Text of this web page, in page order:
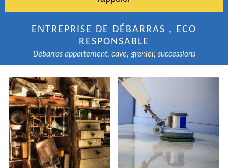
ENTREPRISE DE DÉBARRAS , ECO
RESPONSABLE
Débarras appartement, cave, grenier, successions